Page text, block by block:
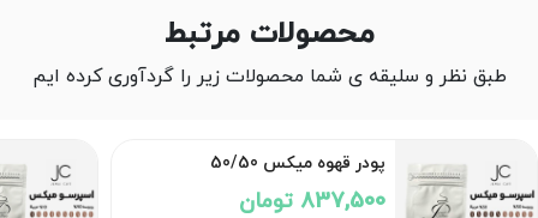
محصولات مرتبط
طبق نظر و سلیقه ی شما محصولات زیر را گردآوری کرده ایم
پودر قهوه میکس 50/50
837,500 تومان